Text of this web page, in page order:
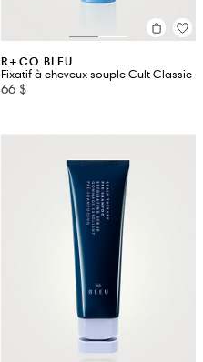
R+CO BLEU
Fixatif à cheveux souple Cult Classic
66 $